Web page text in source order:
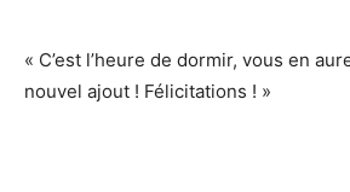
« C’est l’heure de dormir, vous en
nouvel ajout ! Félicitations ! »